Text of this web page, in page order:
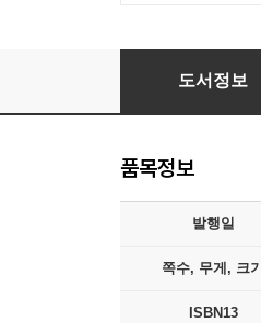
사생활의 천재들
도서정보
품목정보
발행일
쪽수, 무게, 크기
ISBN13